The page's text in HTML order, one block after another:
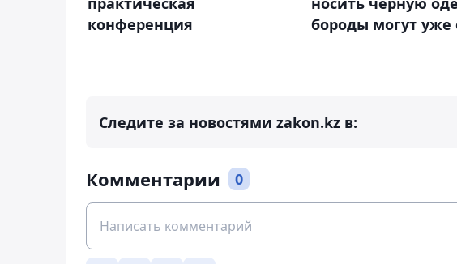
конференция
бороды могут уже
Следите за новостями zakon.kz в:
Комментарии 0